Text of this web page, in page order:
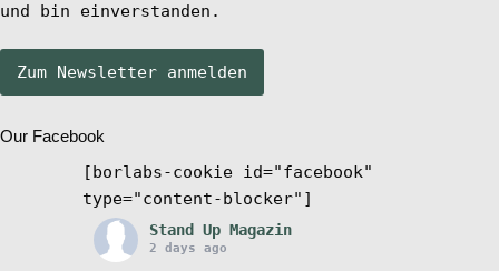
Das Magazin
Stand Up Magazin TV
SPOT FINDER
Mein Konto
und bin einverstanden.
Our Facebook
[borlabs-cookie id="facebook"
type="content-blocker"]
Stand Up Magazin
2 days ago